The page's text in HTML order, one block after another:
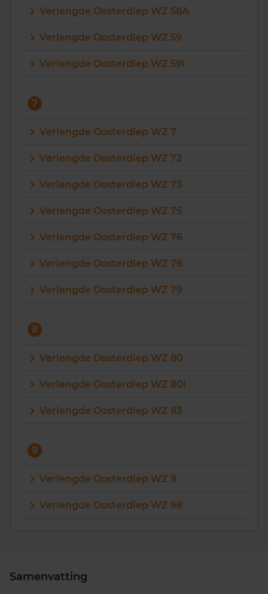
Verlengde Oosterdiep WZ 58A
Verlengde Oosterdiep WZ 59
Verlengde Oosterdiep WZ 59I
7
Verlengde Oosterdiep WZ 7
Verlengde Oosterdiep WZ 72
Verlengde Oosterdiep WZ 73
Verlengde Oosterdiep WZ 75
Verlengde Oosterdiep WZ 76
Verlengde Oosterdiep WZ 78
Verlengde Oosterdiep WZ 79
8
Verlengde Oosterdiep WZ 80
Verlengde Oosterdiep WZ 80I
Verlengde Oosterdiep WZ 83
9
Verlengde Oosterdiep WZ 9
Verlengde Oosterdiep WZ 98
Samenvatting